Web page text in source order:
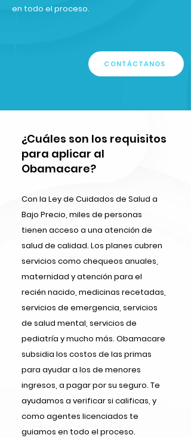
en todo el proceso.
CONTÁCTANOS
¿Cuáles son los requisitos
para aplicar al
Obamacare?
Con la Ley de Cuidados de Salud a
Bajo Precio, miles de personas
tienen acceso a una atención de
salud de calidad. Los planes cubren
servicios como chequeos anuales,
maternidad y atención para el
recién nacido, medicinas recetadas,
servicios de emergencia, servicios
de salud mental, servicios de
pediatría y mucho más. Obamacare
subsidia los costos de las primas
para ayudar a los de menores
ingresos, a pagar por su seguro. Te
ayudamos a verificar si calificas, y
como agentes licenciados te
guiamos en todo el proceso.